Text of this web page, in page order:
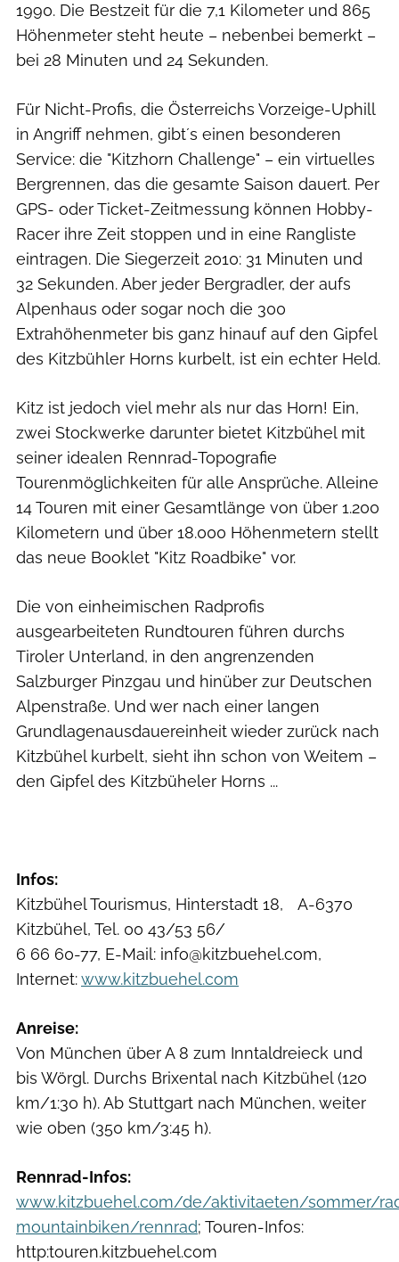
1990. Die Bestzeit für die 7,1 Kilometer und 865
Höhenmeter steht heute – nebenbei bemerkt –
bei 28 Minuten und 24 Sekunden.
Für Nicht-Profis, die Österreichs Vorzeige-Uphill
in Angriff nehmen, gibt´s einen besonderen
Service: die "Kitzhorn Challenge" – ein virtuelles
Bergrennen, das die gesamte Saison dauert. Per
GPS- oder Ticket-Zeitmessung können Hobby-
Racer ihre Zeit stoppen und in eine Rangliste
eintragen. Die Siegerzeit 2010: 31 Minuten und
32 Sekunden. Aber jeder Bergradler, der aufs
Alpenhaus oder sogar noch die 300
Extrahöhenmeter bis ganz hinauf auf den Gipfel
des Kitzbühler Horns kurbelt, ist ein echter Held.
Kitz ist jedoch viel mehr als nur das Horn! Ein,
zwei Stockwerke darunter bietet Kitzbühel mit
seiner idealen Rennrad-Topografie
Tourenmöglichkeiten für alle Ansprüche. Alleine
14 Touren mit einer Gesamtlänge von über 1.200
Kilometern und über 18.000 Höhenmetern stellt
das neue Booklet "Kitz Roadbike" vor.
Die von einheimischen Radprofis
ausgearbeiteten Rundtouren führen durchs
Tiroler Unterland, in den angrenzenden
Salzburger Pinzgau und hinüber zur Deutschen
Alpenstraße. Und wer nach einer langen
Grundlagenausdauereinheit wieder zurück nach
Kitzbühel kurbelt, sieht ihn schon von Weitem –
den Gipfel des Kitzbüheler Horns ...
Infos:
Kitzbühel Tourismus, Hinterstadt 18, A-6370
Kitzbühel, Tel. 00 43/53 56/
6 66 60-77, E-Mail: info@kitzbuehel.com,
Internet:www.kitzbuehel.com
Anreise:
Von München über A 8 zum Inntaldreieck und
bis Wörgl. Durchs Brixental nach Kitzbühel (120
km/1:30 h). Ab Stuttgart nach München, weiter
wie oben (350 km/3:45 h).
Rennrad-Infos:
www.kitzbuehel.com/de/aktivitaeten/sommer/
mountainbiken/rennrad; Touren-Infos:
http:touren.kitzbuehel.com